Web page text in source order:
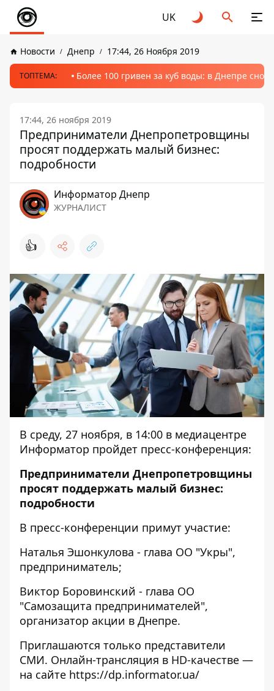
UK
Новости Днепр 17:44, 26 Ноября 2019
ТОПТЕМА: Более 100 гривен за куб воды: в Днепре
17:44, 26 ноября 2019
Предприниматели Днепропетровщины
просят поддержать малый бизнес:
подробности
Информатор Днепр
ЖУРНАЛИСТ
👍
В среду, 27 ноября, в 14:00 в медиацентре
Информатор пройдет пресс-конференция:
Предприниматели Днепропетровщины
просят поддержать малый бизнес:
подробности
В пресс-конференции примут участие:
Наталья Эшонкулова - глава ОО "Укры",
предприниматель;
Виктор Боровинский - глава ОО
"Самозащита предпринимателей",
организатор акции в Днепре.
Приглашаются только представители
СМИ. Онлайн-трансляция в HD-качестве —
на сайте https://dp.informator.ua/